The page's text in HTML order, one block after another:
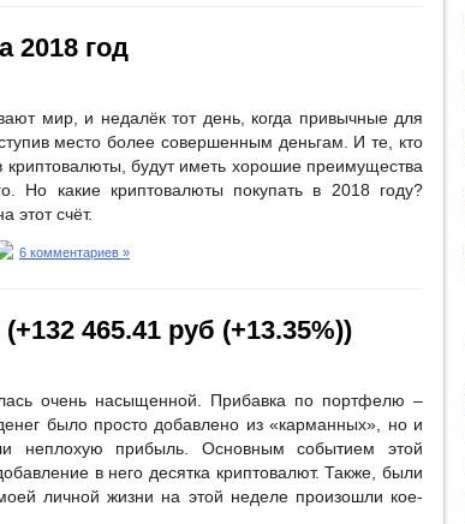
2018 год
мир, и недалёк тот день, когда привычные для
место более совершенным деньгам. И те, кто
криптовалюты, будут иметь хорошие преимущества
Но какие криптовалюты покупать в 2018 году?
этот счёт.
6 комментариев »
465.41 руб (+13.35%))
очень насыщенной. Прибавка по портфелю –
было просто добавлено из «карманных», но и
неплохую прибыль. Основным событием этой
в него десятка криптовалют. Также, были
личной жизни на этой неделе произошли кое-